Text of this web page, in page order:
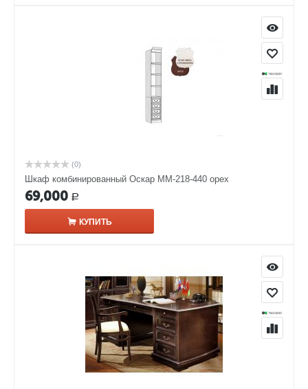
(0)
Шкаф комбинированный Оскар ММ-218-440 орех
69,000 Р
КУПИТЬ